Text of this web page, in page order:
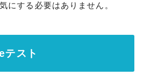
にする必要はありません。
スト